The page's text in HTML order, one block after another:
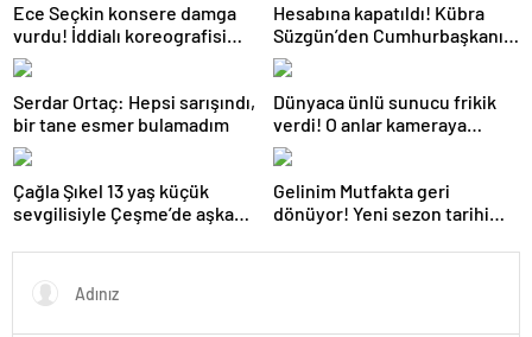
Ece Seçkin konsere damga
vurdu! İddialı koreografisi
dikkat çekti
Hesabına kapatıldı! Kübra
Süzgün’den Cumhurbaşkanı
Erdoğan’a yardım çağrısı
Serdar Ortaç: Hepsi sarışındı,
bir tane esmer bulamadım
Dünyaca ünlü sunucu frikik
verdi! O anlar kameraya
yansıdı
Çağla Şıkel 13 yaş küçük
sevgilisiyle Çeşme’de aşka
Gelinim Mutfakta geri
dönüyor! Yeni sezon tarihi